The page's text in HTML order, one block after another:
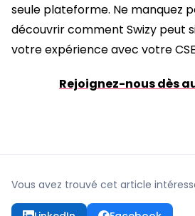
seule plateforme. Ne manquez
découvrir comment Swizy peut
votre expérience avec votre
Rejoignez-nous dès
Vous avez trouvé cet article